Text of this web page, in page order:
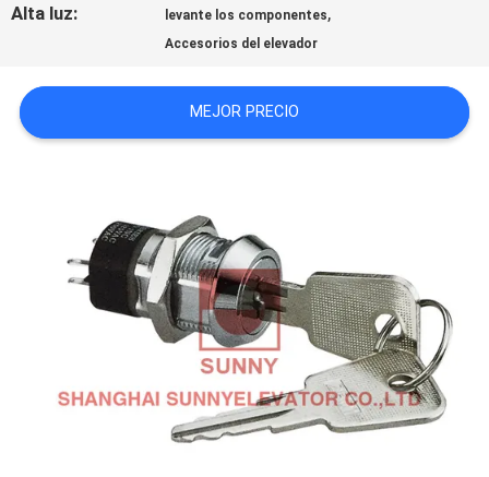
NOTICIAS
CASOS
SITIO
POLICY
Alta luz: levante los componentes,
Accesorios del elevador
MEJOR PRECIO